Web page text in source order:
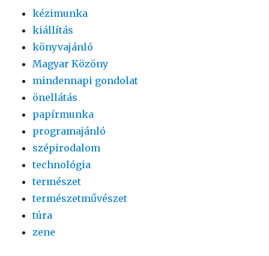
kézimunka
kiállítás
könyvajánló
Magyar Közöny
mindennapi gondolat
önellátás
papírmunka
programajánló
szépirodalom
technológia
természet
természetművészet
túra
zene